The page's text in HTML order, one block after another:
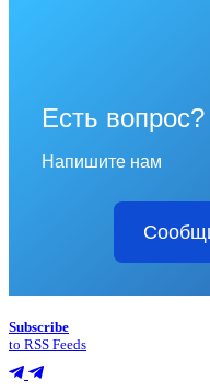
Есть вопрос?
Напишите нам
Subscribe
to RSS Feeds